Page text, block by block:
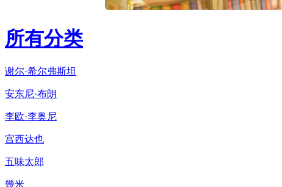
所有分类
谢尔·希尔弗斯坦
安东尼·布朗
李欧·李奥尼
宫西达也
五味太郎
幾米